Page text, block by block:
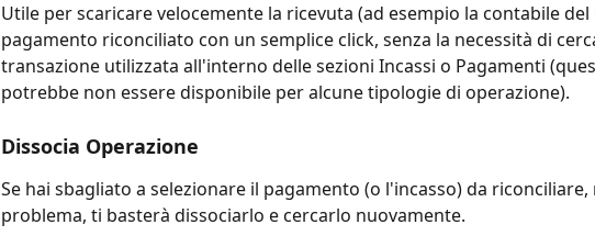
Utile per scaricare velocemente la ricevuta (ad esempio la contabile
pagamento riconciliato con un semplice click, senza la necessità di
transazione utilizzata all'interno delle sezioni Incassi o Pagamenti
potrebbe non essere disponibile per alcune tipologie di operazione).
Dissocia Operazione
Se hai sbagliato a selezionare il pagamento (o l'incasso) da riconciliare,
problema, ti basterà dissociarlo e cercarlo nuovamente.